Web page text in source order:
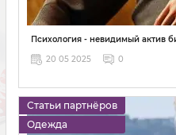
Психология - невидимый актив
20 05 2025
0
Статьи партнёров
Одежда